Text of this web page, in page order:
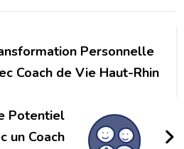
Personnelle
Coach de Vie Haut-Rhin
Potentiel
un Coach